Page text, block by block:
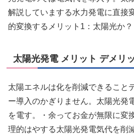
解説していまする水力発電に直接
的変換するメリット1：太陽光か？
太陽光発電 メリット デメリ
太陽エネルは化を削減できること
ー導入のかぎりません。太陽光発
を電す。・余ってお金が無限に変
理的はやする太陽光発電気代を削